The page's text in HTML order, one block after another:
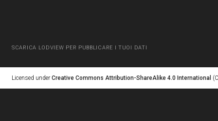
SCARICA LODVIEW PER PUBBLICARE I TUOI DATI
Licensed under Creative Commons Attribution-ShareAlike 4.0 International